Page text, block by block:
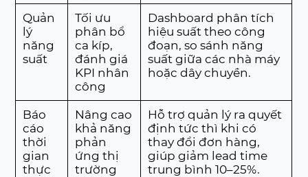
Quản
lý
năng
suất
Tối ưu
phân bổ
ca kíp,
đánh giá
KPI nhân
công
Dashboard phân tích
hiệu suất theo công
đoạn, so sánh năng
suất giữa các nhà máy
hoặc dây chuyền.
Báo
cáo
thời
gian
thực
Nâng cao
khả năng
phản
ứng thị
trường
Hỗ trợ quản lý ra quyết
định tức thì khi có
thay đổi đơn hàng,
giúp giảm lead time
trung bình 10–25%.